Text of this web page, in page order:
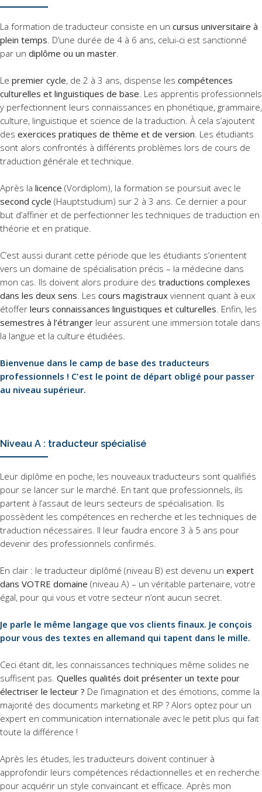
La formation de traducteur consiste en un cursus universitaire à
plein temps . D’une durée de 4 à 6 ans, celui-ci est sanctionné
par un diplôme ou un master
Le premier cycle, de 2 à 3 ans, dispense les compétences
culturelles et linguistiques de base . Les apprentis professionnels
y perfectionnent leurs connaissances en phonétique, grammaire,
culture, linguistique et science de la traduction. À cela s’ajoutent
des exercices pratiques de thème et de version . Les étudiants
sont alors confrontés à différents problèmes lors de cours de
traduction générale et technique.
Après la licence (Vordiplom), la formation se poursuit avec le
second cycle (Hauptstudium) sur 2 à 3 ans. Ce dernier a pour
but d’affiner et de perfectionner les techniques de traduction en
théorie et en pratique.
C’est aussi durant cette période que les étudiants s’orientent
vers un domaine de spécialisation précis – la médecine dans
mon cas. Ils doivent alors produire des traductions complexes
dans les deux sens . Les cours magistraux viennent quant à eux
étoffer leurs connaissances linguistiques et culturelles . Enfin, les
semestres à l’étranger leur assurent une immersion totale dans
la langue et la culture étudiées.
Bienvenue dans le camp de base des traducteurs
professionnels ! C'est le point de départ obligé pour passer
au niveau supérieur.
Niveau A : traducteur spécialisé
Leur diplôme en poche, les nouveaux traducteurs sont qualifiés
pour se lancer sur le marché. En tant que professionnels, ils
partent à l’assaut de leurs secteurs de spécialisation. Ils
possèdent les compétences en recherche et les techniques de
traduction nécessaires. Il leur faudra encore 3 à 5 ans pour
devenir des professionnels confirmés.
En clair : le traducteur diplômé (niveau B) est devenu un expert
dans VOTRE domaine (niveau A) – un véritable partenaire, votre
égal, pour qui vous et votre secteur n’ont aucun secret.
Je parle le même langage que vos clients finaux. Je conçois
pour vous des textes en allemand qui tapent dans le mille.
Ceci étant dit, les connaissances techniques même solides ne
suffisent pas. Quelles qualités doit présenter un texte pour
électriser le lecteur ? De l’imagination et des émotions, comme la
majorité des documents marketing et RP ? Alors optez pour un
expert en communication internationale avec le petit plus qui fait
toute la différence !
Après les études, les traducteurs doivent continuer à
approfondir leurs compétences rédactionnelles et en recherche
pour acquérir un style convaincant et efficace. Après mon